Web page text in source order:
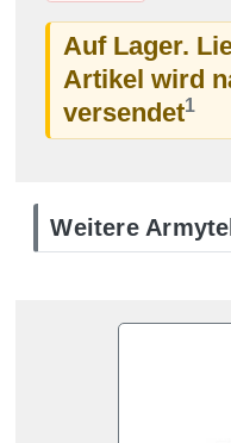
Auf Lager.
Artikel wird
versendet1
Weitere